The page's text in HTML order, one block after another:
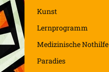
Kunst
Lernprogramm
Medizinische Nothilfe
Paradies